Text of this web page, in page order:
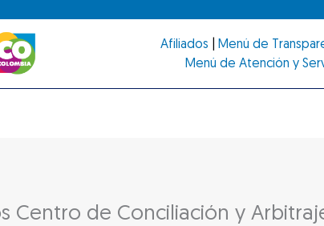
Afiliados Menú de
Menú de Atención y
Centro de Conciliación y